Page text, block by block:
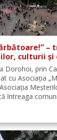
–
culturii și
Dorohoi, prin
cu Asociația
întreaga
28–30 august
în